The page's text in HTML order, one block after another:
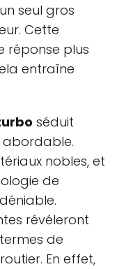
seul gros
Cette
réponse plus
entraîne
séduit
abordable.
nobles, et
de
révéleront
de
En effet,